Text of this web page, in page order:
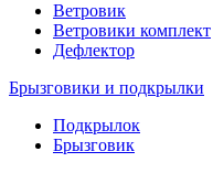
Ветровик
Ветровики комплект
Дефлектор
Брызговики и подкрылки
Подкрылок
Брызговик